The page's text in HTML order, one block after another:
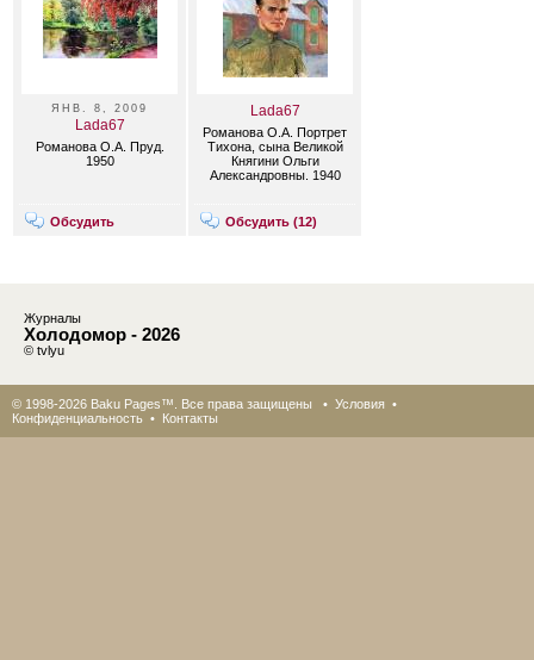
ЯНВ. 8, 2009
Lada67
Романова О.А. Пруд.
1950
Обсудить
Lada67
Романова О.А. Портрет
Тихона, сына Великой
Княгини Ольги
Александровны. 1940
Обсудить (12)
Журналы
Холодомор - 2026
© tvlyu
© 1998-2026 Baku Pages™. Все права защищены • Условия •
Конфиденциальность • Контакты